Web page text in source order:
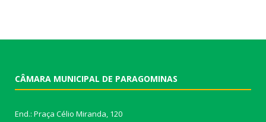
CÂMARA MUNICIPAL DE PARAGOMINAS
End.: Praça Célio Miranda, 120